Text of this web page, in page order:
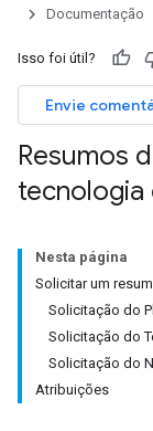
Documentação
Isso foi útil?
Envie
Resumos
tecnologia
Nesta página
Solicitar um
Solicitação do
Solicitação do
Solicitação do
Atribuições